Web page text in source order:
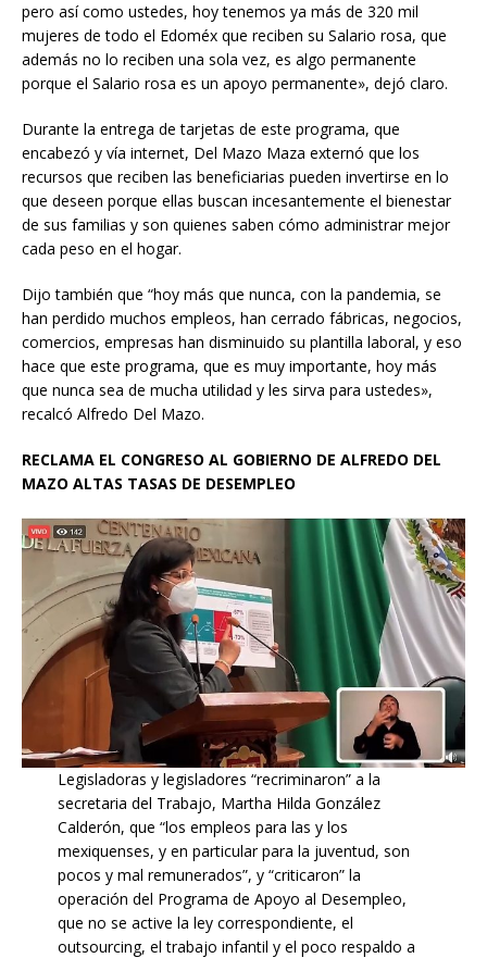
pero así como ustedes, hoy tenemos ya más de 320 mil
mujeres de todo el Edoméx que reciben su Salario rosa, que
además no lo reciben una sola vez, es algo permanente
porque el Salario rosa es un apoyo permanente», dejó claro.
Durante la entrega de tarjetas de este programa, que
encabezó y vía internet, Del Mazo Maza externó que los
recursos que reciben las beneficiarias pueden invertirse en lo
que deseen porque ellas buscan incesantemente el bienestar
de sus familias y son quienes saben cómo administrar mejor
cada peso en el hogar.
Dijo también que “hoy más que nunca, con la pandemia, se
han perdido muchos empleos, han cerrado fábricas, negocios,
comercios, empresas han disminuido su plantilla laboral, y eso
hace que este programa, que es muy importante, hoy más
que nunca sea de mucha utilidad y les sirva para ustedes»,
recalcó Alfredo Del Mazo.
RECLAMA EL CONGRESO AL GOBIERNO DE ALFREDO DEL
MAZO ALTAS TASAS DE DESEMPLEO
Legisladoras y legisladores “recriminaron” a la
secretaria del Trabajo, Martha Hilda González
Calderón, que “los empleos para las y los
mexiquenses, y en particular para la juventud, son
pocos y mal remunerados”, y “criticaron” la
operación del Programa de Apoyo al Desempleo,
que no se active la ley correspondiente, el
outsourcing, el trabajo infantil y el poco respaldo a